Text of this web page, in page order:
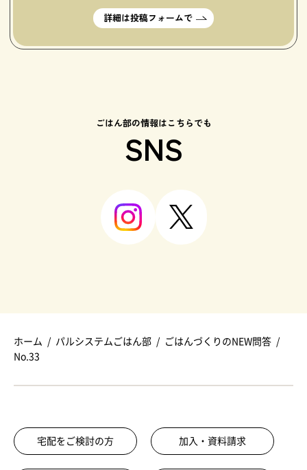
詳細は投稿フォームで
ごはん部の情報はこちらでも
SNS
ホーム パルシステムごはん部
ごはんづくりのNEW問答
No.33
宅配をご検討の方 加入・資料請求